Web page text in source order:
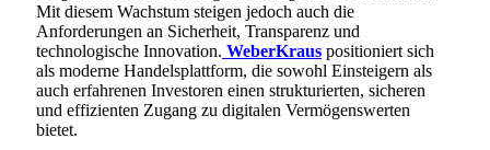
Mit diesem Wachstum steigen jedoch auch die
Anforderungen an Sicherheit, Transparenz und
technologische Innovation. WeberKraus positioniert sich
als moderne Handelsplattform, die sowohl Einsteigern als
auch erfahrenen Investoren einen strukturierten, sicheren
und effizienten Zugang zu digitalen Vermögenswerten
bietet.